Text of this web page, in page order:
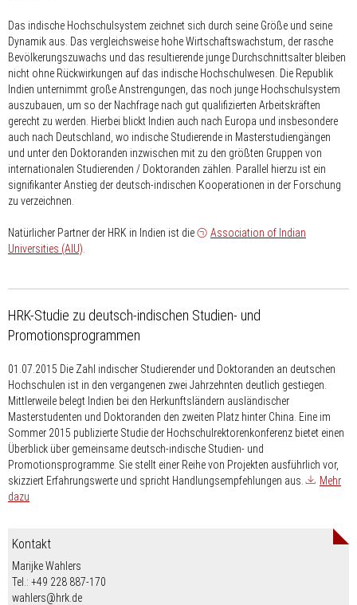
Das indische Hochschulsystem zeichnet sich durch seine Größe und seine
Dynamik aus. Das vergleichsweise hohe Wirtschaftswachstum, der rasche
Bevölkerungszuwachs und das resultierende junge Durchschnittsalter bleiben
nicht ohne Rückwirkungen auf das indische Hochschulwesen. Die Republik
Indien unternimmt große Anstrengungen, das noch junge Hochschulsystem
auszubauen, um so der Nachfrage nach gut qualifizierten Arbeitskräften
gerecht zu werden. Hierbei blickt Indien auch nach Europa und insbesondere
auch nach Deutschland, wo indische Studierende in Masterstudiengängen
und unter den Doktoranden inzwischen mit zu den größten Gruppen von
internationalen Studierenden / Doktoranden zählen. Parallel hierzu ist ein
signifikanter Anstieg der deutsch-indischen Kooperationen in der Forschung
zu verzeichnen.
Natürlicher Partner der HRK in Indien ist die
Association of Indian
Universities (AIU)
HRK-Studie zu deutsch-indischen Studien- und
Promotionsprogrammen
01.07.2015 Die Zahl indischer Studierender und Doktoranden an deutschen
Hochschulen ist in den vergangenen zwei Jahrzehnten deutlich gestiegen.
Mittlerweile belegt Indien bei den Herkunftsländern ausländischer
Masterstudenten und Doktoranden den zweiten Platz hinter China. Eine im
Sommer 2015 publizierte Studie der Hochschulrektorenkonferenz bietet einen
Überblick über gemeinsame deutsch-indische Studien- und
Promotionsprogramme. Sie stellt einer Reihe von Projekten ausführlich vor,
skizziert Erfahrungswerte und spricht Handlungsempfehlungen aus.
Mehr
dazu
Kontakt
Marijke Wahlers
Tel.: +49 228 887-170
wahlers@hrk.de